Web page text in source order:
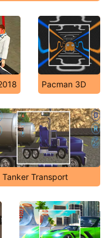
Pacman 3D
Tanker Transport